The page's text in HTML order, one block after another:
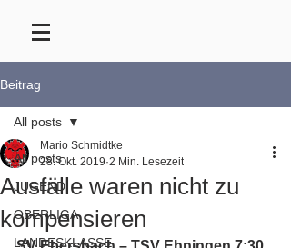
Beitrag
All posts
JUGEND
OBERLIGA
LANDESKLASSE
All posts
Ausfälle waren nicht zu
kompensieren
Mario Schmidtke
28. Okt. 2019 2 Min. Lesezeit